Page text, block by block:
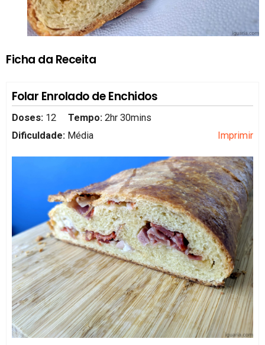
Ficha da Receita
Folar Enrolado de Enchidos
Doses: 12 Tempo: 2hr 30mins
Dificuldade: Média Imprimir